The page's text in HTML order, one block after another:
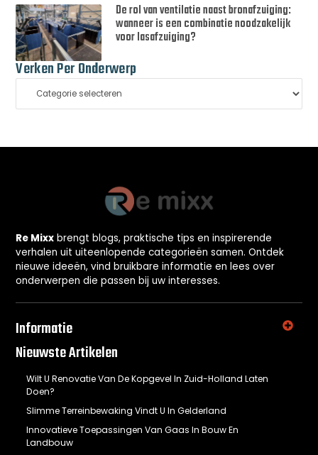
De rol van ventilatie naast bronafzuiging:
wanneer is een combinatie noodzakelijk
voor lasafzuiging?
Verken Per Onderwerp
Re Mixx brengt blogs, praktische tips en inspirerende
verhalen uit uiteenlopende categorieën samen. Ontdek
nieuwe ideeën, vind bruikbare informatie en lees over
onderwerpen die passen bij uw interesses.
Informatie
Nieuwste Artikelen
Wilt U Renovatie Van De Kopgevel In Zuid-Holland Laten
Doen?
Slimme Terreinbewaking Vindt U In Gelderland
Innovatieve Toepassingen Van Gaas In Bouw En
Landbouw